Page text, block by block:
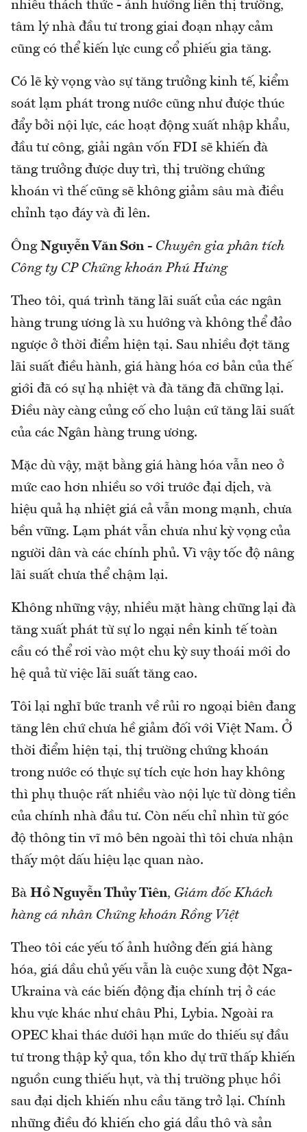
nhiều thách thức - ảnh hưởng liên thị trường,
tâm lý nhà đầu tư trong giai đoạn nhạy cảm
cũng có thể kiến lực cung cổ phiếu gia tăng.
Có lẽ kỳ vọng vào sự tăng trưởng kinh tế, kiểm
soát lạm phát trong nước cũng như được thúc
đẩy bởi nội lực, các hoạt động xuất nhập khẩu,
đầu tư công, giải ngân vốn FDI sẽ khiến đà
tăng trưởng được duy trì, thị trường chứng
khoán vì thế cũng sẽ không giảm sâu mà điều
chỉnh tạo đáy và đi lên.
Ông Nguyễn Văn Sơn- Chuyên gia phân tích
Công ty CP Chứng khoán Phú Hưng
Theo tôi, quá trình tăng lãi suất của các ngân
hàng trung ương là xu hướng và không thể đảo
ngược ở thời điểm hiện tại. Sau nhiều đợt tăng
lãi suất điều hành, giá hàng hóa cơ bản của thế
giới đã có sự hạ nhiệt và đà tăng đã chững lại.
Điều này càng củng cố cho luận cứ tăng lãi suất
của các Ngân hàng trung ương.
Mặc dù vậy, mặt bằng giá hàng hóa vẫn neo ở
mức cao hơn nhiều so với trước đại dịch, và
hiệu quả hạ nhiệt giá cả vẫn mong mạnh, chưa
bền vững. Lạm phát vẫn chưa như kỳ vọng của
người dân và các chính phủ. Vì vậy tốc độ nâng
lãi suất chưa thể chậm lại.
Không những vậy, nhiều mặt hàng chững lại đà
tăng xuất phát từ sự lo ngại nền kinh tế toàn
cầu có thể rơi vào một chu kỳ suy thoái mới do
hệ quả từ việc lãi suất tăng cao.
Tôi lại nghĩ bức tranh về rủi ro ngoại biên đang
tăng lên chứ chưa hề giảm đối với Việt Nam. Ở
thời điểm hiện tại, thị trường chứng khoán
trong nước có thực sự tích cực hơn hay không
thì phụ thuộc rất nhiều vào nội lực từ dòng tiền
của chính nhà đầu tư. Còn nếu chỉ nhìn từ góc
độ thông tin vĩ mô bên ngoài thì tôi chưa nhận
thấy một dấu hiệu lạc quan nào.
Bà Hồ Nguyễn Thủy Tiên, Giám đốc Khách
hàng cá nhân Chứng khoán Rồng Việt
Theo tôi các yếu tố ảnh hưởng đến giá hàng
hóa, giá dầu chủ yếu vẫn là cuộc xung đột Nga-
Ukraina và các biến động địa chính trị ở các
khu vực khác như châu Phi, Lybia. Ngoài ra
OPEC khai thác dưới hạn mức do thiếu sự đầu
tư trong thập kỷ qua, tồn kho dự trữ thấp khiến
nguồn cung thiếu hụt, và thị trường phục hồi
sau đại dịch khiến nhu cầu tăng trở lại. Chính
những điều đó khiến cho giá dầu thô và sản